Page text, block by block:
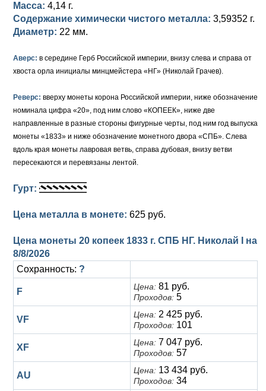
Русско-Польские
Для Польши
Памятные и донативные
Для Грузии
Для Польши
Медь
Серебро
Сибирские монеты
Таврические монеты
Золото
Серебро
Для Пруссии
Ливонезы
Альбертусталер
Иоанн Антонович (1740-1741)
Анна Иоанновна (1730-1740)
Екатерина I (1725-1727)
Петр I (1682-1725)
Золото
Серебро
Масса: 4,14 г.
Содержание химически чистого металла: 3,59352 г.
Диаметр: 22 мм.
Аверс: в середине Герб Российской империи, внизу слева и справа от
хвоста орла инициалы минцмейстера «НГ» (Николай Грачев).
Реверс: вверху монеты корона Российской империи, ниже обозначение
номинала цифра «20», под ним слово «КОПЕЕК», ниже две
направленные в разные стороны фигурные черты, под ним год выпуска
монеты «1833» и ниже обозначение монетного двора «СПБ». Слева
вдоль края монеты лавровая ветвь, справа дубовая, внизу ветви
пересекаются и перевязаны лентой.
Гурт:
Цена металла в монете: 625 руб.
Цена монеты 20 копеек 1833 г. СПБ НГ. Николай I на
8/8/2026
Сохранность: ?
F Цена: 81 руб.
Проходов: 5
VF Цена: 2 425 руб.
Проходов: 101
XF Цена: 7 047 руб.
Проходов: 57
AU Цена: 13 434 руб.
Проходов: 34